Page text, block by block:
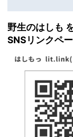
野生のはしも
SNSリンク